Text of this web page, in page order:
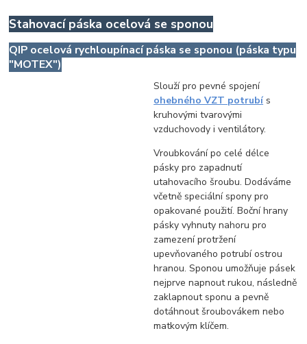
Stahovací páska ocelová se sponou
QIP ocelová rychloupínací páska se sponou (páska typu
"MOTEX")
Slouží pro pevné spojení
ohebného VZT potrubí s
kruhovými tvarovými
vzduchovody i ventilátory.
Vroubkování po celé délce
pásky pro zapadnutí
utahovacího šroubu. Dodáváme
včetně speciální spony pro
opakované použití. Boční hrany
pásky vyhnuty nahoru pro
zamezení protržení
upevňovaného potrubí ostrou
hranou. Sponou umožňuje pásek
nejprve napnout rukou, následně
zaklapnout sponu a pevně
dotáhnout šroubovákem nebo
matkovým klíčem.